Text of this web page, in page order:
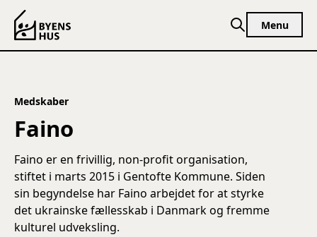
Spring til indhold
Menu
Medskaber
Faino
Faino er en frivillig, non-profit organisation,
stiftet i marts 2015 i Gentofte Kommune. Siden
sin begyndelse har Faino arbejdet for at styrke
det ukrainske fællesskab i Danmark og fremme
kulturel udveksling.